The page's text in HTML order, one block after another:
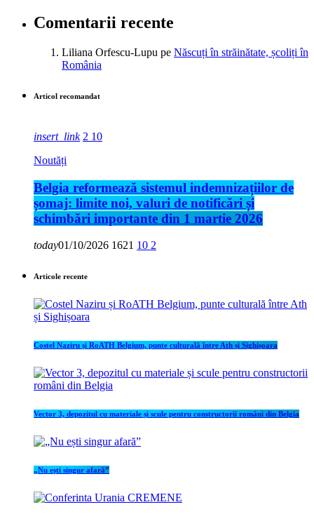
Comentarii recente
Liliana Orfescu-Lupu pe Născuți în străinătate, școliți în
România
Articol recomandat
insert_link 2 10
Noutăți
Belgia reformează sistemul indemnizațiilor de
șomaj: limite noi, valuri de notificări și
schimbări importante din 1 martie 2026
today01/10/2026 1621 10 2
Articole recente
Costel Naziru și RoATH Belgium, punte culturală între Ath și Sighișoara
Vector 3, depozitul cu materiale și scule pentru constructorii români din Belgia
„Nu ești singur afară”